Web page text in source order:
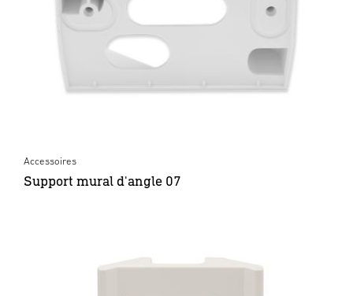
Accessoires
Support mural d'angle 07